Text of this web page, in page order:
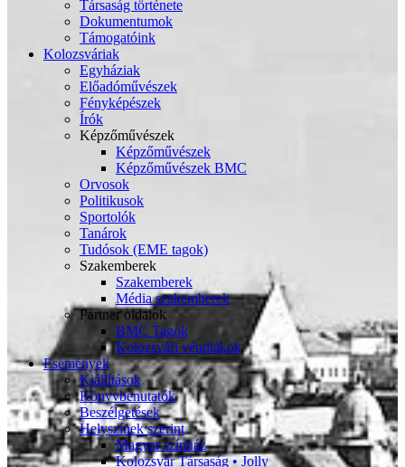
Társaság története
Dokumentumok
Támogatóink
Kolozsváriak
Egyháziak
Előadóművészek
Fényképészek
Írók
Képzőművészek
Képzőművészek
Képzőművészek BMC
Orvosok
Politikusok
Sportolók
Tanárok
Tudósok (EME tagok)
Szakemberek
Szakemberek
Média szakemberek
Partner oldalok
BMC Tagok
Kolozsvári véndiákok
Események
Kiállítások
Könyvbenutatók
Beszélgetések
Helyszínek szerint
Magyar színház
Kolozsvár Társaság • Jolly